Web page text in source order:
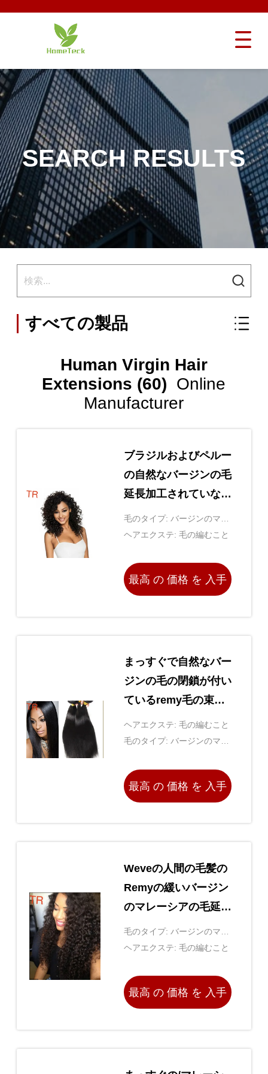
SEARCH RESULTS
すべての製品
Human Virgin Hair
Extensions (60) Online
Manufacturer
ブラジルおよびペルー
の自然なバージンの毛
延長加工されていない
バージンのRemyのマ
レーシアの毛
毛のタイプ: バージンのマレ
ーシアの毛延長ヘアエクステ: 毛の編むこと
最高 の 価格 を 入手
まっすぐで自然なバー
ジンの毛の閉鎖が付い
ているremy毛の束、
100つのバージンの毛
延長
ヘアエクステ: 毛の編むこと
毛のタイプ: バージンのマレ
最高 の 価格 を 入手
Weveの人間の毛髪の
Remyの緩いバージン
のマレーシアの毛延長
OEM/ODM
毛のタイプ: バージンのマレ
ーシアの毛延長ヘアエクステ: 毛の編むこと
最高 の 価格 を 入手